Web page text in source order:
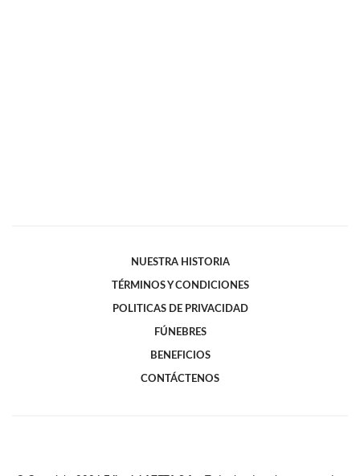
NUESTRA HISTORIA
TÉRMINOS Y CONDICIONES
POLITICAS DE PRIVACIDAD
FÚNEBRES
BENEFICIOS
CONTÁCTENOS